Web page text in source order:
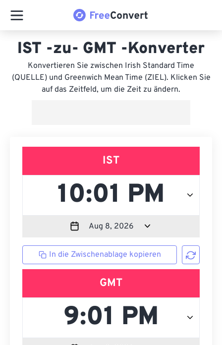
IST -zu- GMT -Konverter
Konvertieren Sie zwischen Irish Standard Time
(QUELLE) und Greenwich Mean Time (ZIEL). Klicken Sie
auf das Zeitfeld, um die Zeit zu ändern.
IST
In die Zwischenablage kopieren
GMT